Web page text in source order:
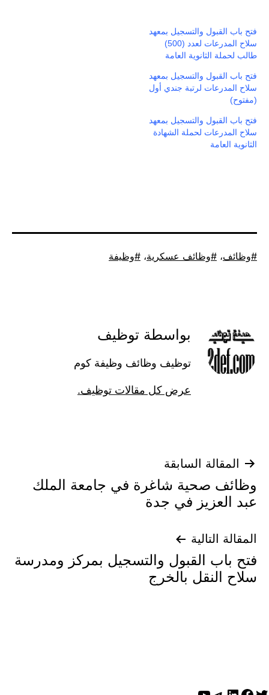
فتح باب القبول والتسجيل بمعهد
سلاح المدرعات لعدد (500)
طالب لحملة الثانوية العامة
فتح باب القبول والتسجيل بمعهد
سلاح المدرعات لرتبة جندي أول
(مفتوح)
فتح باب القبول والتسجيل بمعهد
سلاح المدرعات لحملة الشهادة
الثانوية العامة
موسوم
وظائف، وظائف عسكرية، وظيفة
بواسطة توظيف
توظيف وظائف وظيفة كوم
عرض كل مقالات توظيف.
تصفّح
المقالات
المقالة السابقة
وظائف صحية شاغرة في جامعة الملك
عبد العزيز في جدة
المقالة التالية
فتح باب القبول والتسجيل بمركز ومدرسة
سلاح النقل بالخرج